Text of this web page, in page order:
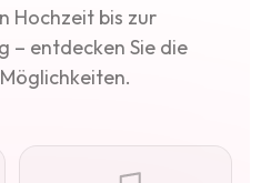
Hochzeit bis zur
– entdecken Sie die